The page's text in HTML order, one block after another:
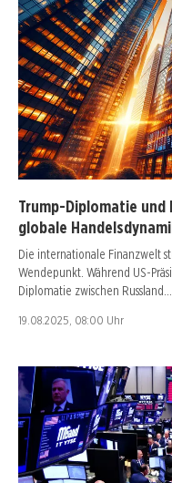
Trump-Diplomatie und
globale
Die internationale Finanzwelt
Wendepunkt. Während US-
Diplomatie zwischen Russland…
19.08.2025, 08:00 Uhr